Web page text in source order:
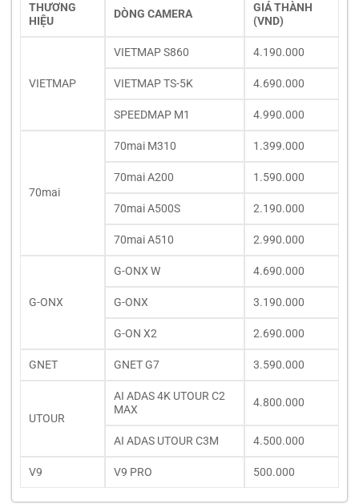
THƯƠNG
HIỆU
DÒNG CAMERA
GIÁ THÀNH
(VND)
VIETMAP
VIETMAP S860 4.190.000
VIETMAP TS-5K 4.690.000
SPEEDMAP M1 4.990.000
70mai
70mai M310 1.399.000
70mai A200 1.590.000
70mai A500S 2.190.000
70mai A510 2.990.000
G-ONX
G-ONX W 4.690.000
G-ONX 3.190.000
G-ON X2 2.690.000
GNET GNET G7 3.590.000
UTOUR
AI ADAS 4K UTOUR C2
MAX
4.800.000
AI ADAS UTOUR C3M 4.500.000
V9 V9 PRO 500.000